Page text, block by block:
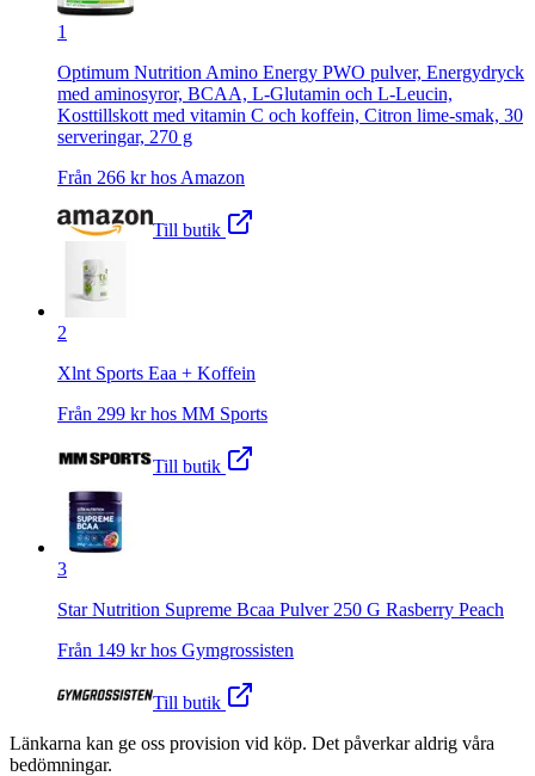
1
Optimum Nutrition Amino Energy PWO pulver, Energydryck
med aminosyror, BCAA, L-Glutamin och L-Leucin,
Kosttillskott med vitamin C och koffein, Citron lime-smak, 30
serveringar, 270 g
Från 266 kr hos Amazon
Till butik
2
Xlnt Sports Eaa + Koffein
Från 299 kr hos MM Sports
Till butik
3
Star Nutrition Supreme Bcaa Pulver 250 G Rasberry Peach
Från 149 kr hos Gymgrossisten
Till butik
Länkarna kan ge oss provision vid köp. Det påverkar aldrig våra
bedömningar.